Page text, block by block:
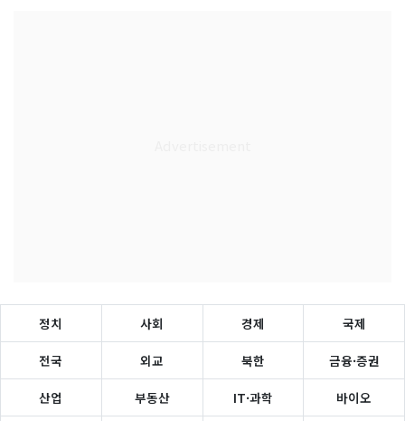
정치 사회 경제 국제
전국 외교 북한 금융·증권
산업 부동산 IT·과학 바이오